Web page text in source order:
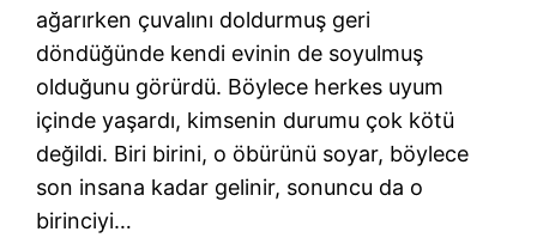
ağarırken çuvalını doldurmuş geri
döndüğünde kendi evinin de soyulmuş
olduğunu görürdü. Böylece herkes uyum
içinde yaşardı, kimsenin durumu çok kötü
değildi. Biri birini, o öbürünü soyar, böylece
son insana kadar gelinir, sonuncu da o
birinciyi…